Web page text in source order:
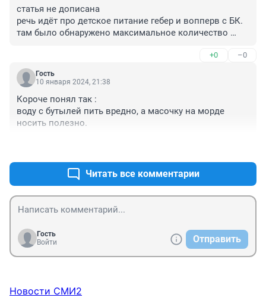
статья не дописана
речь идёт про детское питание гебер и вопперв с БК.
там было обнаружено максимальное количество
+0 –0
Гость
10 января 2024, 21:38
Короче понял так :
воду с бутылей пить вредно, а масочку на морде
носить полезно.
Читать все комментарии
Гость
Войти
Отправить
Новости СМИ2